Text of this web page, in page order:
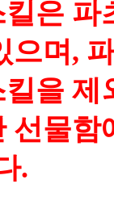
은 파
으며,
을 제
선물
.